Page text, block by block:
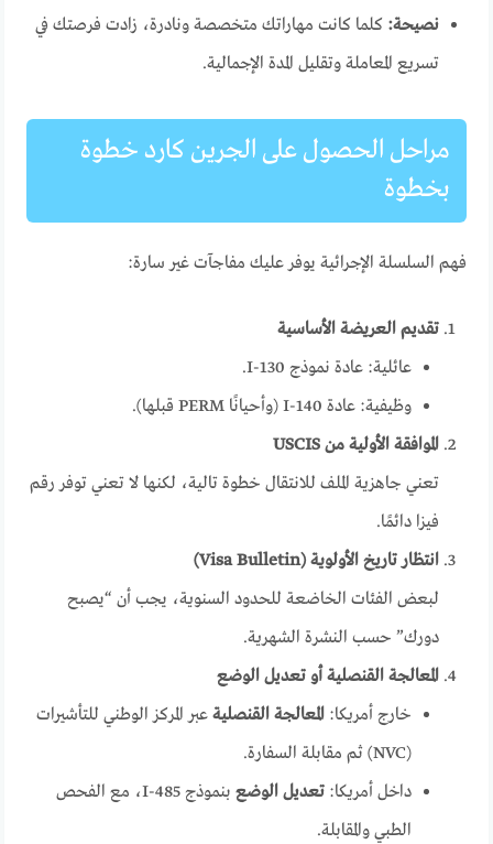
نصيحة: كلما كانت مهاراتك متخصصة ونادرة، زادت فرصتك في
تسريع المعاملة وتقليل المدة الإجمالية.
مراحل الحصول على الجرين كارد خطوة
بخطوة
فهم السلسلة الإجرائية يوفر عليك مفاجآت غير سارة:
تقديم العريضة الأساسية
عائلية: عادة نموذج I-130.
وظيفية: عادة I-140 (وأحيانًا PERM قبلها).
الموافقة الأولية من USCIS
تعني جاهزية الملف للانتقال خطوة تالية، لكنها لا تعني توفر رقم
فيزا دائمًا.
انتظار تاريخ الأولوية (Visa Bulletin)
لبعض الفئات الخاضعة للحدود السنوية، يجب أن “يصبح
دورك” حسب النشرة الشهرية.
المعالجة القنصلية أو تعديل الوضع
خارج أمريكا:المعالجة القنصلية عبر المركز الوطني للتأشيرات
(NVC) ثم مقابلة السفارة.
داخل أمريكا:تعديل الوضع
بنموذج I-485، مع الفحص
الطبي والمقابلة.